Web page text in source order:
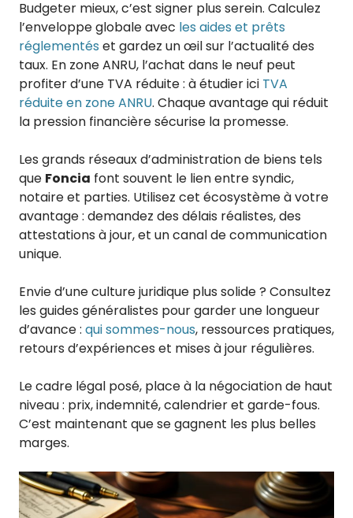
Budgeter mieux, c’est signer plus serein. Calculez
l’enveloppe globale avec les aides et prêts
réglementés et gardez un œil sur l’actualité des
taux. En zone ANRU, l’achat dans le neuf peut
profiter d’une TVA réduite : à étudier ici TVA
réduite en zone ANRU. Chaque avantage qui réduit
la pression financière sécurise la promesse.
Les grands réseaux d’administration de biens tels
que Foncia font souvent le lien entre syndic,
notaire et parties. Utilisez cet écosystème à votre
avantage : demandez des délais réalistes, des
attestations à jour, et un canal de communication
unique.
Envie d’une culture juridique plus solide ? Consultez
les guides généralistes pour garder une longueur
d’avance : qui sommes-nous, ressources pratiques,
retours d’expériences et mises à jour régulières.
Le cadre légal posé, place à la négociation de haut
niveau : prix, indemnité, calendrier et garde-fous.
C’est maintenant que se gagnent les plus belles
marges.